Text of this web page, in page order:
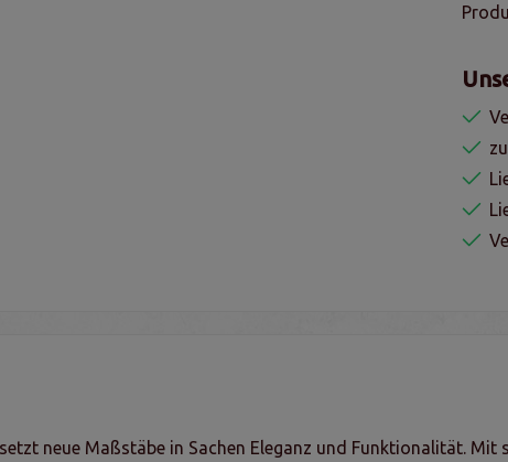
neue Maßstäbe in Sachen Eleganz und Funktionalität.